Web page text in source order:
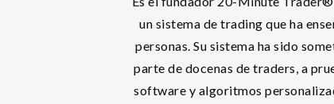
un sistema de trading que ha
personas. Su sistema ha sido
parte de docenas de traders, a
software y algoritmos